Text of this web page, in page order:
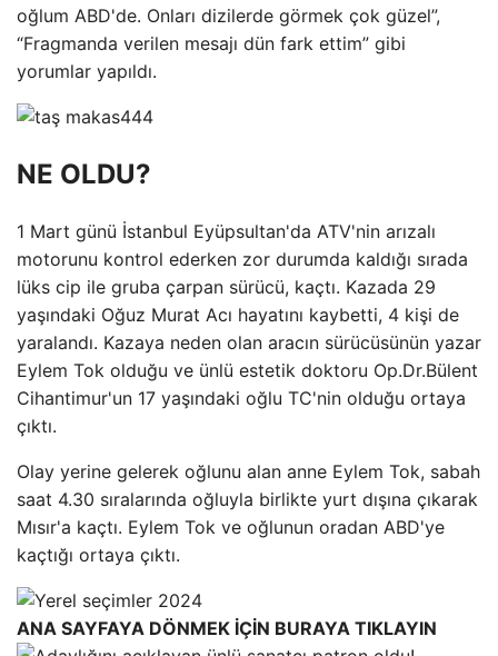
oğlum ABD'de. Onları dizilerde görmek çok güzel”,
“Fragmanda verilen mesajı dün fark ettim” gibi
yorumlar yapıldı.
NE OLDU?
1 Mart günü İstanbul Eyüpsultan'da ATV'nin arızalı
motorunu kontrol ederken zor durumda kaldığı sırada
lüks cip ile gruba çarpan sürücü, kaçtı. Kazada 29
yaşındaki Oğuz Murat Acı hayatını kaybetti, 4 kişi de
yaralandı. Kazaya neden olan aracın sürücüsünün yazar
Eylem Tok olduğu ve ünlü estetik doktoru Op.Dr.Bülent
Cihantimur'un 17 yaşındaki oğlu TC'nin olduğu ortaya
çıktı.
Olay yerine gelerek oğlunu alan anne Eylem Tok, sabah
saat 4.30 sıralarında oğluyla birlikte yurt dışına çıkarak
Mısır'a kaçtı. Eylem Tok ve oğlunun oradan ABD'ye
kaçtığı ortaya çıktı.
ANA SAYFAYA DÖNMEK İÇİN BURAYA TIKLAYIN